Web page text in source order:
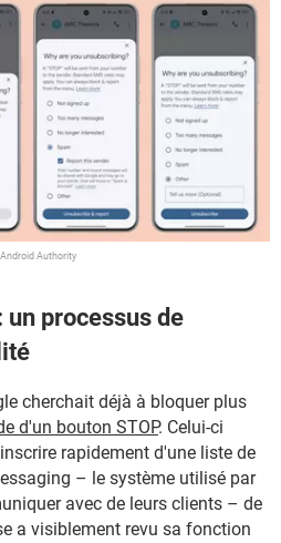
Authority
un processus de
cherchait déjà à bloquer plus
d'un bouton STOP. Celui-ci
rapidement d'une liste de
– le système utilisé par
avec de leurs clients – de
a visiblement revu sa fonction